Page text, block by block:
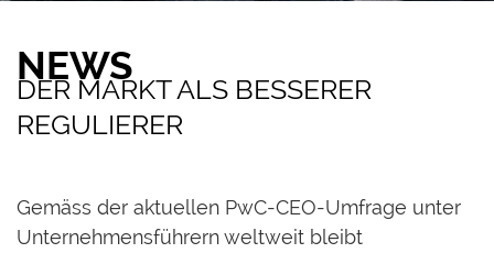
NEWS
DER MARKT ALS BESSERER
REGULIERER
Gemäss der aktuellen PwC-CEO-Umfrage unter
Unternehmensführern weltweit bleibt